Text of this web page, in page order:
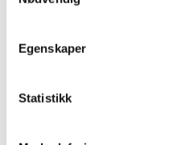
Egenskaper
Statistikk
wsparcia, NAV przy
uwagę przede
sytuacjach pomoc